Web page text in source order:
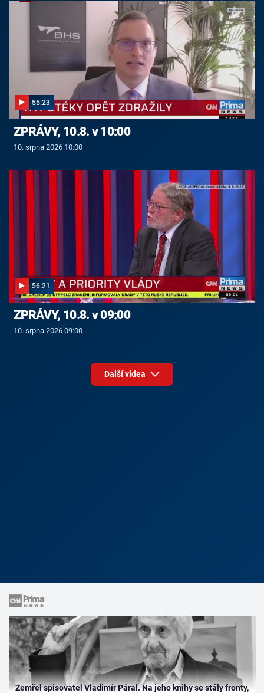
55:23
ZPRÁVY, 10.8. v 10:00
10. srpna 2026 10:00
56:21
ZPRÁVY, 10.8. v 09:00
10. srpna 2026 09:00
Další videa
Zemřel spisovatel Vladimír Páral. Na jeho knihy se stály fronty,